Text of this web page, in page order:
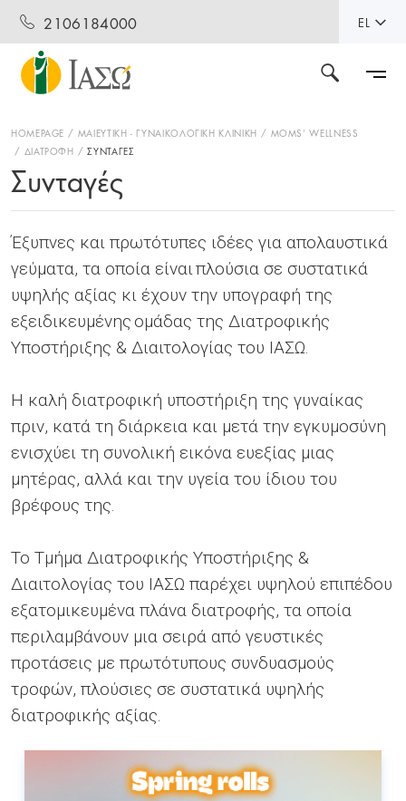
2106184000 EL
HOMEPAGE ΜΑΙΕΥΤΙΚΉ - ΓΥΝΑΙΚΟΛΟΓΙΚΉ ΚΛΙΝΙΚΉ
MOMS’ WELLNESS
ΔΙΑΤΡΟΦΉ
ΣΥΝΤΑΓΈΣ
Συνταγές
Έξυπνες και πρωτότυπες ιδέες για απολαυστικά
γεύματα, τα οποία είναι πλούσια σε συστατικά
υψηλής αξίας κι έχουν την υπογραφή της
εξειδικευμένης ομάδας της Διατροφικής
Υποστήριξης & Διαιτολογίας του ΙΑΣΩ.
Η καλή διατροφική υποστήριξη της γυναίκας
πριν, κατά τη διάρκεια και μετά την εγκυμοσύνη
ενισχύει τη συνολική εικόνα ευεξίας μιας
μητέρας, αλλά και την υγεία του ίδιου του
βρέφους της.
Το Tμήμα Διατροφικής Υποστήριξης &
Διαιτολογίας του ΙΑΣΩ παρέχει υψηλού επιπέδου
εξατομικευμένα πλάνα διατροφής, τα οποία
περιλαμβάνουν μια σειρά από γευστικές
προτάσεις με πρωτότυπους συνδυασμούς
τροφών, πλούσιες σε συστατικά υψηλής
διατροφικής αξίας.